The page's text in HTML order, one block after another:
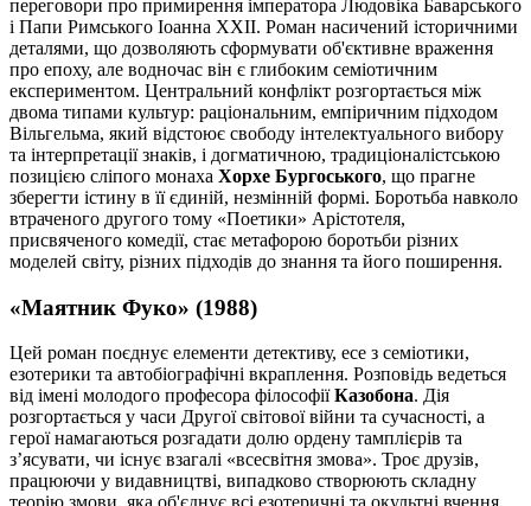
переговори про примирення імператора Людовіка Баварського
і Папи Римського Іоанна ХХІІ. Роман насичений історичними
деталями, що дозволяють сформувати об'єктивне враження
про епоху, але водночас він є глибоким семіотичним
експериментом. Центральний конфлікт розгортається між
двома типами культур: раціональним, емпіричним підходом
Вільгельма, який відстоює свободу інтелектуального вибору
та інтерпретації знаків, і догматичною, традиціоналістською
позицією сліпого монаха Хорхе Бургоського, що прагне
зберегти істину в її єдиній, незмінній формі. Боротьба навколо
втраченого другого тому «Поетики» Арістотеля,
присвяченого комедії, стає метафорою боротьби різних
моделей світу, різних підходів до знання та його поширення.
«Маятник Фуко» (1988)
Цей роман поєднує елементи детективу, есе з семіотики,
езотерики та автобіографічні вкраплення. Розповідь ведеться
від імені молодого професора філософіїКазобона. Дія
розгортається у часи Другої світової війни та сучасності, а
герої намагаються розгадати долю ордену тамплієрів та
з’ясувати, чи існує взагалі «всесвітня змова». Троє друзів,
працюючи у видавництві, випадково створюють складну